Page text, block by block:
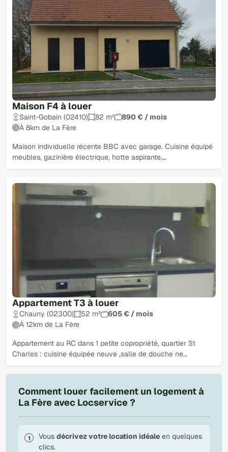
Maison F4 à louer
Saint-Gobain (02410) 82 m²
890 € / mois
À 8km de La Fère
Maison individuelle récente BBC avec garage. Cuisine équipé
meubles, gazinière électrique, hotte aspirante,…
Appartement T3 à louer
Chauny (02300) 52 m²
605 € / mois
À 12km de La Fère
Appartement au RC dans 1 petite copropriété, quartier St
Charles : cuisine équipée neuve ,salle de douche ne…
Comment louer facilement un logement à
La Fère avec Locservice ?
Vous décrivez votre location idéale en quelques
clics.